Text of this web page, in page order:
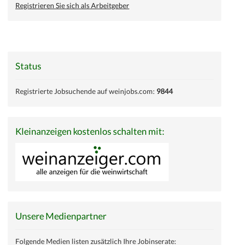
Registrieren Sie sich als Arbeitgeber
Status
Registrierte Jobsuchende auf weinjobs.com: 9844
Kleinanzeigen kostenlos schalten mit:
Unsere Medienpartner
Folgende Medien listen zusätzlich Ihre Jobinserate: